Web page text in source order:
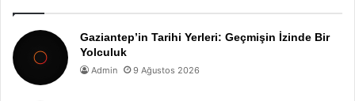
Gaziantep’in Tarihi Yerleri: Geçmişin İzinde Bir
Yolculuk
Admin 9 Ağustos 2026